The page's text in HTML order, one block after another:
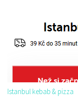
Istanbul kebab & pizza